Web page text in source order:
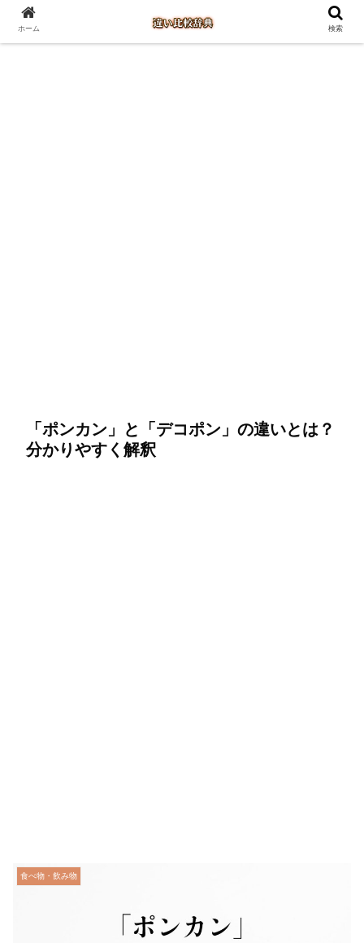
「ポンカン」と「デコポン」の違いとは？
分かりやすく解釈
食べ物・飲み物
ホーム 検索